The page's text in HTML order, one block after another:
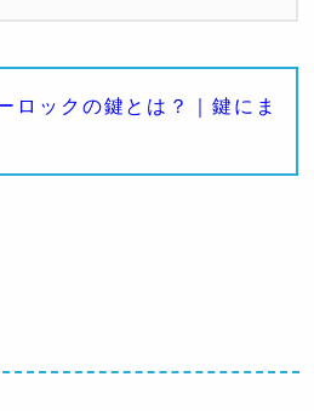
ロックの鍵とは？｜鍵にま